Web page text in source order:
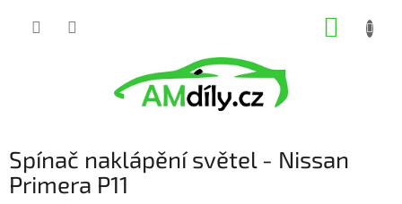
Spínač naklápění světel - Nissan
Primera P11